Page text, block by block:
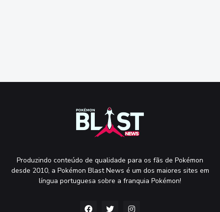
Produzindo conteúdo de qualidade para os fãs de Pokémon
desde 2010, a Pokémon Blast News é um dos maiores sites em
língua portuguesa sobre a franquia Pokémon!